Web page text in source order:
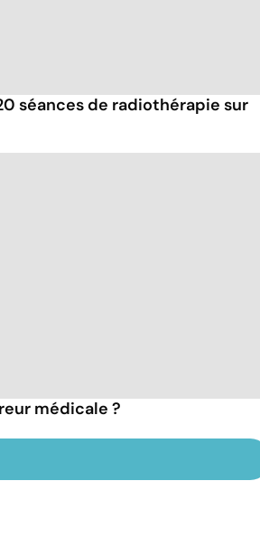
séances de radiothérapie sur
médicale ?